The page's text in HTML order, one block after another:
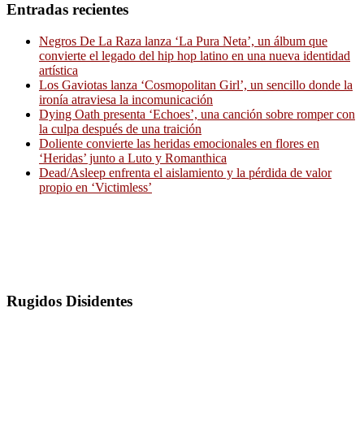
Entradas recientes
Negros De La Raza lanza ‘La Pura Neta’, un álbum que
convierte el legado del hip hop latino en una nueva identidad
artística
Los Gaviotas lanza ‘Cosmopolitan Girl’, un sencillo donde la
ironía atraviesa la incomunicación
Dying Oath presenta ‘Echoes’, una canción sobre romper con
la culpa después de una traición
Doliente convierte las heridas emocionales en flores en
‘Heridas’ junto a Luto y Romanthica
Dead/Asleep enfrenta el aislamiento y la pérdida de valor
propio en ‘Victimless’
Rugidos Disidentes